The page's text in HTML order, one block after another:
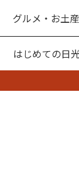
グルメ・お土産
はじめての日